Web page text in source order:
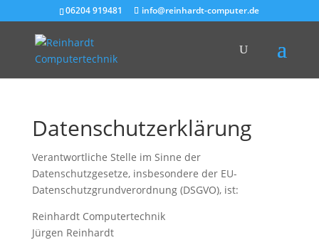
06204 919481 info@reinhardt-computer.de
Datenschutzerklärung
Verantwortliche Stelle im Sinne der
Datenschutzgesetze, insbesondere der EU-
Datenschutzgrundverordnung (DSGVO), ist:
Reinhardt Computertechnik
Jürgen Reinhardt